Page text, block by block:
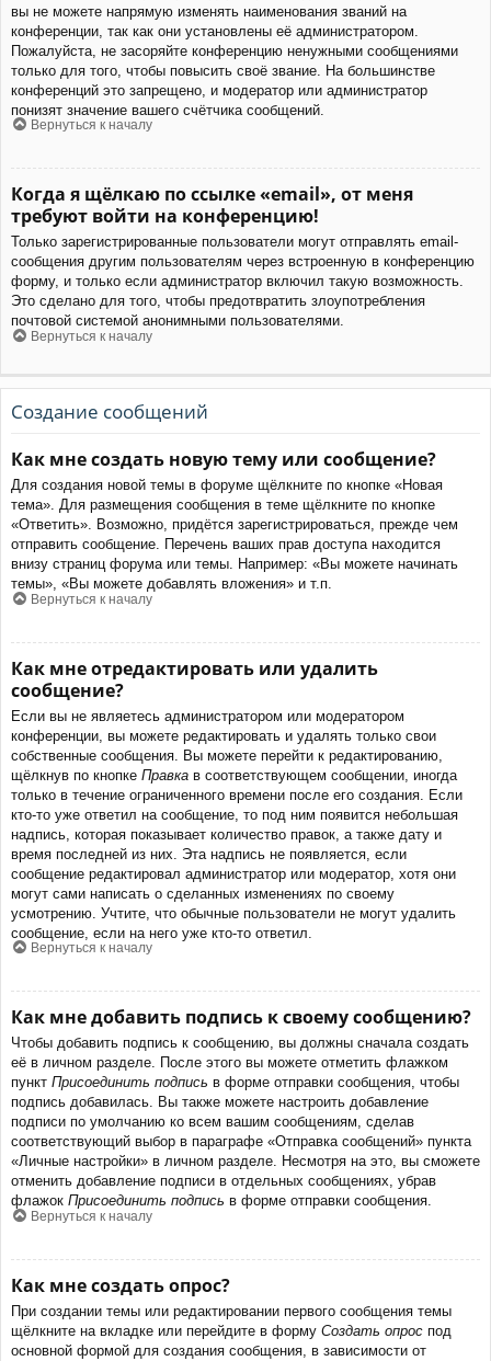
вы не можете напрямую изменять наименования званий на
конференции, так как они установлены её администратором.
Пожалуйста, не засоряйте конференцию ненужными сообщениями
только для того, чтобы повысить своё звание. На большинстве
конференций это запрещено, и модератор или администратор
понизят значение вашего счётчика сообщений.
Вернуться к началу
Когда я щёлкаю по ссылке «email», от меня
требуют войти на конференцию!
Только зарегистрированные пользователи могут отправлять email-
сообщения другим пользователям через встроенную в конференцию
форму, и только если администратор включил такую возможность.
Это сделано для того, чтобы предотвратить злоупотребления
почтовой системой анонимными пользователями.
Вернуться к началу
Создание сообщений
Как мне создать новую тему или сообщение?
Для создания новой темы в форуме щёлкните по кнопке «Новая
тема». Для размещения сообщения в теме щёлкните по кнопке
«Ответить». Возможно, придётся зарегистрироваться, прежде чем
отправить сообщение. Перечень ваших прав доступа находится
внизу страниц форума или темы. Например: «Вы можете начинать
темы», «Вы можете добавлять вложения» и т.п.
Вернуться к началу
Как мне отредактировать или удалить
сообщение?
Если вы не являетесь администратором или модератором
конференции, вы можете редактировать и удалять только свои
собственные сообщения. Вы можете перейти к редактированию,
щёлкнув по кнопке Правка в соответствующем сообщении, иногда
только в течение ограниченного времени после его создания. Если
кто-то уже ответил на сообщение, то под ним появится небольшая
надпись, которая показывает количество правок, а также дату и
время последней из них. Эта надпись не появляется, если
сообщение редактировал администратор или модератор, хотя они
могут сами написать о сделанных изменениях по своему
усмотрению. Учтите, что обычные пользователи не могут удалить
сообщение, если на него уже кто-то ответил.
Вернуться к началу
Как мне добавить подпись к своему сообщению?
Чтобы добавить подпись к сообщению, вы должны сначала создать
её в личном разделе. После этого вы можете отметить флажком
пункт Присоединить подпись в форме отправки сообщения, чтобы
подпись добавилась. Вы также можете настроить добавление
подписи по умолчанию ко всем вашим сообщениям, сделав
соответствующий выбор в параграфе «Отправка сообщений» пункта
«Личные настройки» в личном разделе. Несмотря на это, вы сможете
отменить добавление подписи в отдельных сообщениях, убрав
флажок Присоединить подпись в форме отправки сообщения.
Вернуться к началу
Как мне создать опрос?
При создании темы или редактировании первого сообщения темы
щёлкните на вкладке или перейдите в форму Создать опрос под
основной формой для создания сообщения, в зависимости от